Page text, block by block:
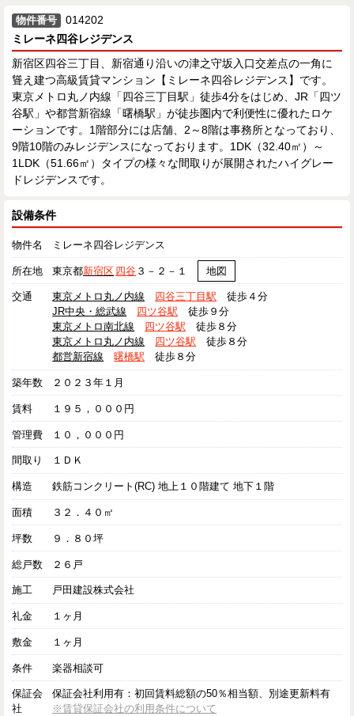
物件番号
014202
ミレーネ四谷レジデンス
新宿区四谷三丁目、新宿通り沿いの津之守坂入口交差点の一角に
聳え建つ高級賃貸マンション【ミレーネ四谷レジデンス】です。
東京メトロ丸ノ内線「四谷三丁目駅」徒歩4分をはじめ、JR「四ツ
谷駅」や都営新宿線「曙橋駅」が徒歩圏内で利便性に優れたロケ
ーションです。1階部分には店舗、2～8階は事務所となっており、
9階10階のみレジデンスになっております。1DK（32.40㎡）～
1LDK（51.66㎡）タイプの様々な間取りが展開されたハイグレー
ドレジデンスです。
設備条件
物件名 ミレーネ四谷レジデンス
所在地 東京都新宿区 四谷 ３－２－１ 地図
交通 東京メトロ丸ノ内線 四谷三丁目駅 徒歩４分
JR中央・総武線
四ツ谷駅 徒歩９分
東京メトロ南北線
四ツ谷駅 徒歩８分
東京メトロ丸ノ内線
四ツ谷駅 徒歩８分
都営新宿線
曙橋駅 徒歩８分
築年数 ２０２３年１月
賃料 １９５，０００円
管理費 １０，０００円
間取り １ＤＫ
構造 鉄筋コンクリート(RC) 地上１０階建て 地下１階
面積 ３２．４０㎡
坪数 ９．８０坪
総戸数 ２６戸
施工 戸田建設株式会社
礼金 １ヶ月
敷金 １ヶ月
条件 楽器相談可
保証会
社
保証会社利用有：初回賃料総額の50％相当額、別途更新料有
※賃貸保証会社の利用条件について